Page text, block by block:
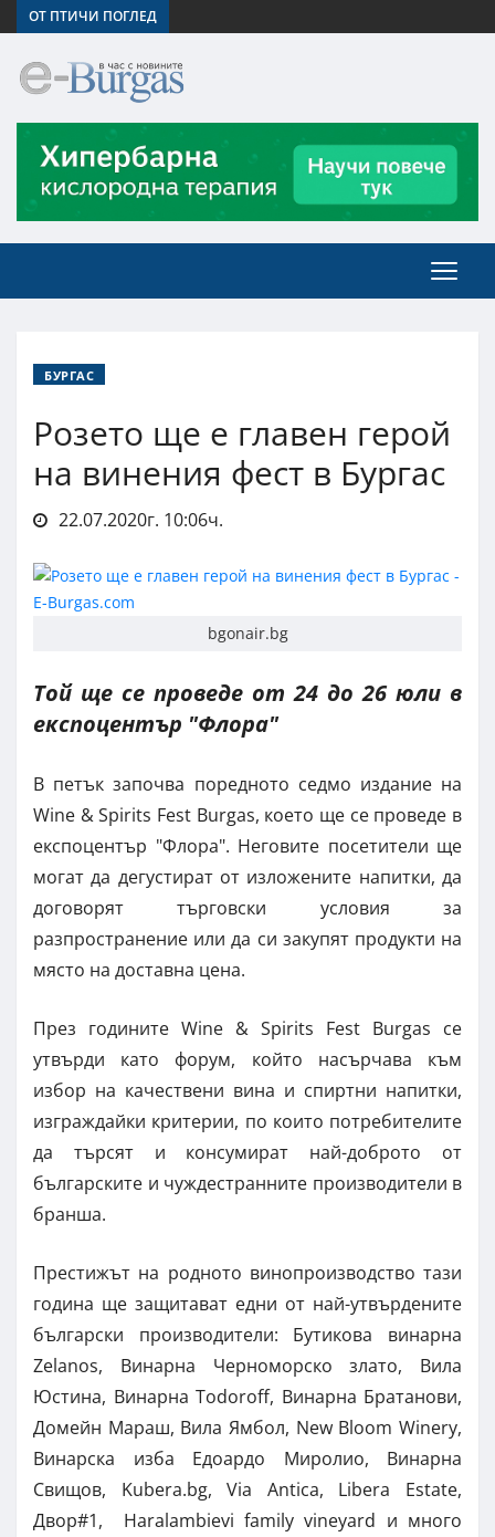
ОТ ПТИЧИ ПОГЛЕД
БУРГАС
Розето ще е главен герой
на винения фест в Бургас
22.07.2020г. 10:06ч.
bgonair.bg
Той ще се проведе от 24 до 26 юли в
експоцентър "Флора"
В петък започва поредното седмо издание на
Wine & Spirits Fest Burgas, което ще се проведе в
експоцентър "Флора". Неговите посетители ще
могат да дегустират от изложените напитки, да
договорят търговски условия за
разпространение или да си закупят продукти на
място на доставна цена.
През годините Wine & Spirits Fest Burgas се
утвърди като форум, който насърчава към
избор на качествени вина и спиртни напитки,
изграждайки критерии, по които потребителите
да търсят и консумират най-доброто от
българските и чуждестранните производители в
бранша.
Престижът на родното винопроизводство тази
година ще защитават едни от най-утвърдените
български производители: Бутикова винарна
Zelanos, Винарна Черноморско злато, Вила
Юстина, Винарна Todoroff, Винарна Братанови,
Домейн Мараш, Вила Ямбол, New Bloom Winery,
Винарска изба Едоардо Миролио, Винарна
Свищов, Kubera.bg, Via Antica, Libera Estate,
Двор#1, Haralambievi family vineyard и много